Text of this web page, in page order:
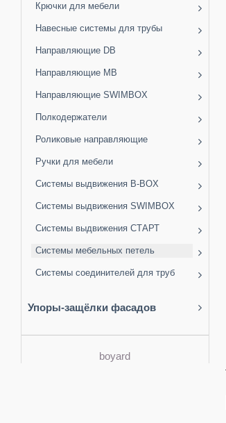
Крючки для мебели
Навесные системы для трубы
Направляющие DB
Направляющие MB
Направляющие SWIMBOX
Полкодержатели
Роликовые направляющие
Ручки для мебели
Системы выдвижения B-BOX
Системы выдвижения SWIMBOX
Системы выдвижения СТАРТ
Системы мебельных петель
Системы соединителей для труб
Упоры-защёлки фасадов
boyard